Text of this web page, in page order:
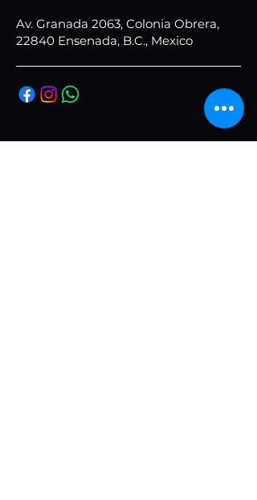
Av. Granada 2063, Colonia Obrera,
22840 Ensenada, B.C., Mexico